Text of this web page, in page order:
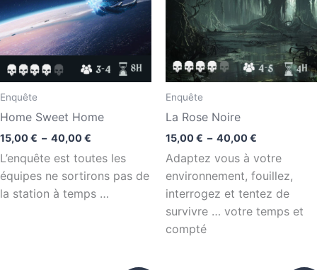
Enquête
Home Sweet Home
15,00€ – 40,00€
L’enquête est toutes les
équipes ne sortirons pas de
la station à temps …
Enquête
La Rose Noire
15,00€ – 40,00€
Adaptez vous à votre
environnement, fouillez,
interrogez et tentez de
survivre … votre temps et
compté